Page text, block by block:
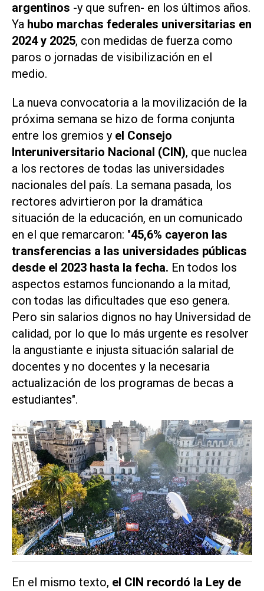
argentinos -y que sufren- en los últimos años.
Ya hubo marchas federales universitarias en
2024 y 2025, con medidas de fuerza como
paros o jornadas de visibilización en el
medio.
La nueva convocatoria a la movilización de la
próxima semana se hizo de forma conjunta
entre los gremios y el Consejo
Interuniversitario Nacional (CIN), que nuclea
a los rectores de todas las universidades
nacionales del país. La semana pasada, los
rectores advirtieron por la dramática
situación de la educación, en un comunicado
en el que remarcaron: "45,6% cayeron las
transferencias a las universidades públicas
desde el 2023 hasta la fecha. En todos los
aspectos estamos funcionando a la mitad,
con todas las dificultades que eso genera.
Pero sin salarios dignos no hay Universidad de
calidad, por lo que lo más urgente es resolver
la angustiante e injusta situación salarial de
docentes y no docentes y la necesaria
actualización de los programas de becas a
estudiantes".
En el mismo texto, el CIN recordó la Ley de